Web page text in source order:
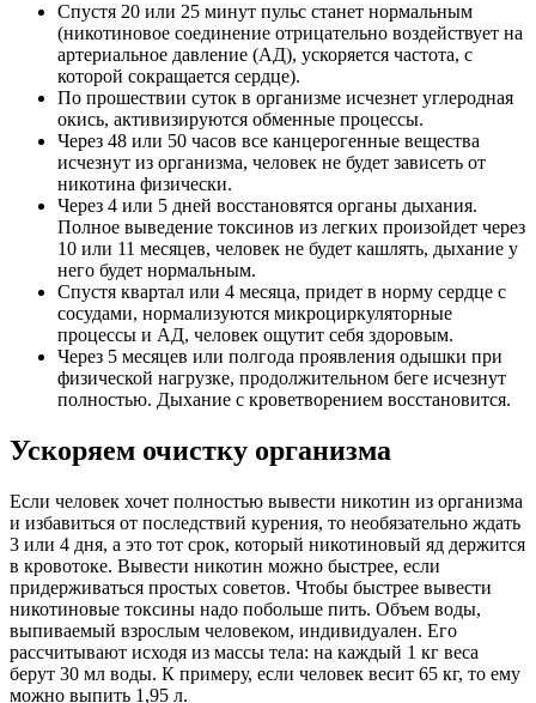
Спустя 20 или 25 минут пульс станет нормальным
(никотиновое соединение отрицательно воздействует на
артериальное давление (АД), ускоряется частота, с
которой сокращается сердце).
По прошествии суток в организме исчезнет углеродная
окись, активизируются обменные процессы.
Через 48 или 50 часов все канцерогенные вещества
исчезнут из организма, человек не будет зависеть от
никотина физически.
Через 4 или 5 дней восстановятся органы дыхания.
Полное выведение токсинов из легких произойдет через
10 или 11 месяцев, человек не будет кашлять, дыхание у
него будет нормальным.
Спустя квартал или 4 месяца, придет в норму сердце с
сосудами, нормализуются микроциркуляторные
процессы и АД, человек ощутит себя здоровым.
Через 5 месяцев или полгода проявления одышки при
физической нагрузке, продолжительном беге исчезнут
полностью. Дыхание с кроветворением восстановится.
Ускоряем очистку организма
Если человек хочет полностью вывести никотин из организма
и избавиться от последствий курения, то необязательно ждать
3 или 4 дня, а это тот срок, который никотиновый яд держится
в кровотоке. Вывести никотин можно быстрее, если
придерживаться простых советов. Чтобы быстрее вывести
никотиновые токсины надо побольше пить. Объем воды,
выпиваемый взрослым человеком, индивидуален. Его
рассчитывают исходя из массы тела: на каждый 1 кг веса
берут 30 мл воды. К примеру, если человек весит 65 кг, то ему
можно выпить 1,95 л.